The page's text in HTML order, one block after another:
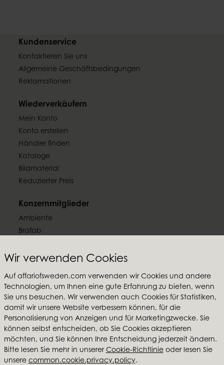
Wir verwenden Cookies
Auf affariofsweden.com verwenden wir Cookies und andere
Technologien, um Ihnen eine gute Erfahrung zu bieten, wenn
Sie uns besuchen. Wir verwenden auch Cookies für Statistiken,
damit wir unsere Website verbessern können, für die
Personalisierung von Anzeigen und für Marketingzwecke. Sie
können selbst entscheiden, ob Sie Cookies akzeptieren
möchten, und Sie können Ihre Entscheidung jederzeit ändern.
Bitte lesen Sie mehr in unserer Cookie-Richtlinieoder lesen Sie
unsere common.cookie.privacy.policy.
Kundenservice
Kontaktieren Sie uns
Allgemeine Geschäftsbedingungen
Reklamationen
Wiederverkäufern
Mein Konto
Konto erstellen
Händler finden
Kataloge
Bildmaterial
Reduzierter Preis
Konzernmitglieder
Ambiente
Brafab
Furninova
Folgen Sie uns
Affari of Sweden